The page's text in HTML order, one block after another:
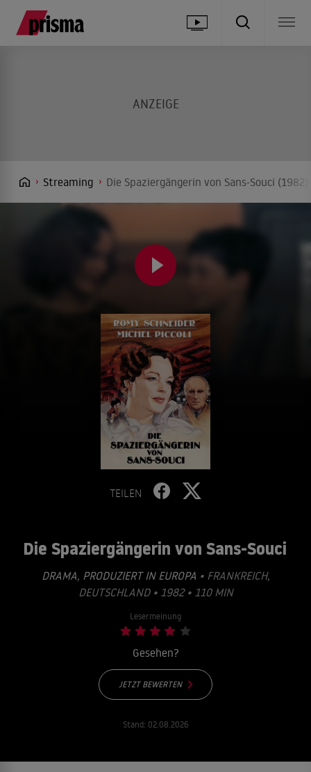
Streaming Die Spaziergängerin von Sans-Souci
TEILEN
Die Spaziergängerin von Sans-Souci
DRAMA, PRODUZIERT IN EUROPA • FRANKREICH,
DEUTSCHLAND • 1982 • 110 MIN
Lesermeinung
Gesehen?
JETZT BEWERTEN
Stand: 02.08.2026